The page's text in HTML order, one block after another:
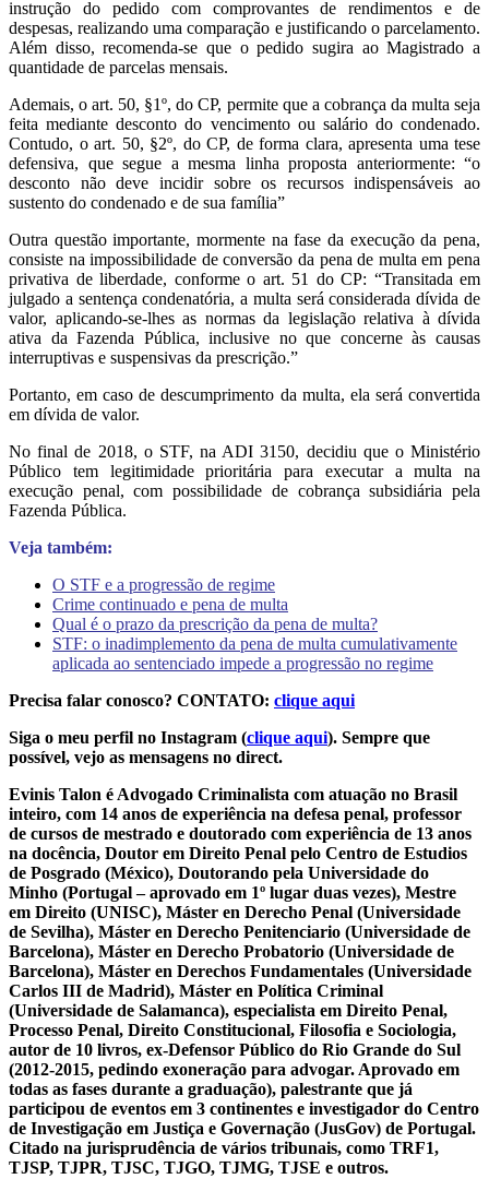
instrução do pedido com comprovantes de rendimentos e de
despesas, realizando uma comparação e justificando o parcelamento.
Além disso, recomenda-se que o pedido sugira ao Magistrado a
quantidade de parcelas mensais.
Ademais, o art. 50, §1º, do CP, permite que a cobrança da multa seja
feita mediante desconto do vencimento ou salário do condenado.
Contudo, o art. 50, §2º, do CP, de forma clara, apresenta uma tese
defensiva, que segue a mesma linha proposta anteriormente: “o
desconto não deve incidir sobre os recursos indispensáveis ao
sustento do condenado e de sua família”
Outra questão importante, mormente na fase da execução da pena,
consiste na impossibilidade de conversão da pena de multa em pena
privativa de liberdade, conforme o art. 51 do CP: “Transitada em
julgado a sentença condenatória, a multa será considerada dívida de
valor, aplicando-se-lhes as normas da legislação relativa à dívida
ativa da Fazenda Pública, inclusive no que concerne às causas
interruptivas e suspensivas da prescrição.”
Portanto, em caso de descumprimento da multa, ela será convertida
em dívida de valor.
No final de 2018, o STF, na ADI 3150, decidiu que o Ministério
Público tem legitimidade prioritária para executar a multa na
execução penal, com possibilidade de cobrança subsidiária pela
Fazenda Pública.
Veja também:
O STF e a progressão de regime
Crime continuado e pena de multa
Qual é o prazo da prescrição da pena de multa?
STF: o inadimplemento da pena de multa cumulativamente
aplicada ao sentenciado impede a progressão no regime
Precisa falar conosco? CONTATO: clique aqui
Siga o meu perfil no Instagram (clique aqui). Sempre que
possível, vejo as mensagens no direct.
Evinis Talon é Advogado Criminalista com atuação no Brasil
inteiro, com 14 anos de experiência na defesa penal, professor
de cursos de mestrado e doutorado com experiência de 13 anos
na docência, Doutor em Direito Penal pelo Centro de Estudios
de Posgrado (México), Doutorando pela Universidade do
Minho (Portugal – aprovado em 1º lugar duas vezes), Mestre
em Direito (UNISC), Máster en Derecho Penal (Universidade
de Sevilha), Máster en Derecho Penitenciario (Universidade de
Barcelona), Máster en Derecho Probatorio (Universidade de
Barcelona), Máster en Derechos Fundamentales (Universidade
Carlos III de Madrid), Máster en Política Criminal
(Universidade de Salamanca), especialista em Direito Penal,
Processo Penal, Direito Constitucional, Filosofia e Sociologia,
autor de 10 livros, ex-Defensor Público do Rio Grande do Sul
(2012-2015, pedindo exoneração para advogar. Aprovado em
todas as fases durante a graduação), palestrante que já
participou de eventos em 3 continentes e investigador do Centro
de Investigação em Justiça e Governação (JusGov) de Portugal.
Citado na jurisprudência de vários tribunais, como TRF1,
TJSP, TJPR, TJSC, TJGO, TJMG, TJSE e outros.